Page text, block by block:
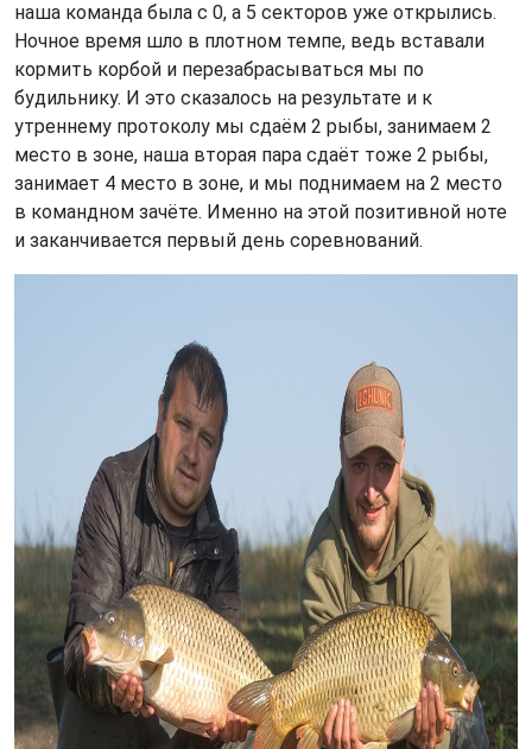
наша команда была с 0, а 5 секторов уже открылись.
Ночное время шло в плотном темпе, ведь вставали
кормить корбой и перезабрасываться мы по
будильнику. И это сказалось на результате и к
утреннему протоколу мы сдаём 2 рыбы, занимаем 2
место в зоне, наша вторая пара сдаёт тоже 2 рыбы,
занимает 4 место в зоне, и мы поднимаем на 2 место
в командном зачёте. Именно на этой позитивной ноте
и заканчивается первый день соревнований.